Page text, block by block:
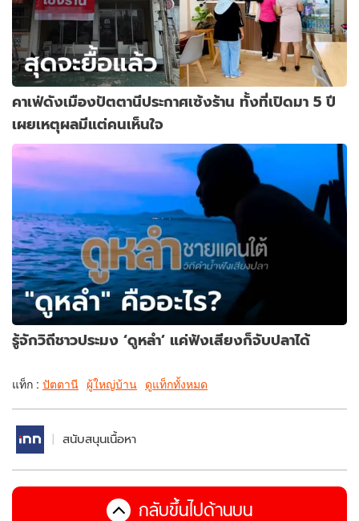
คาเฟ่ดังเมืองปัตตานีประกาศเซ้งร้าน ทั้งที่เปิดมา 5 ปี
เผยเหตุผลมีแต่คนเห็นใจ
รู้จักวิถีชาวประมง ‘ดูหลำ’ แค่ฟังเสียงก็จับปลาได้
แท็ก : ปัตตานี ผู้ใหญ่บ้าน ดูแท็กทั้งหมด
สนับสนุนเนื้อหา
กลับขึ้นไปด้านบน